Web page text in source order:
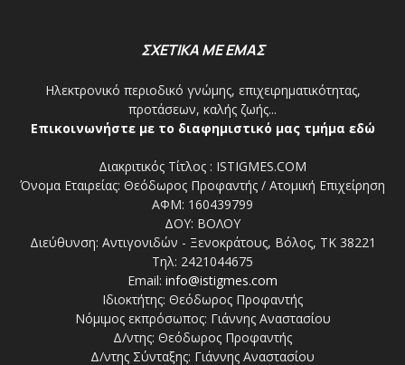
ΣΧΕΤΙΚΑ ΜΕ ΕΜΑΣ
Ηλεκτρονικό περιοδικό γνώμης, επιχειρηματικότητας,
προτάσεων, καλής ζωής...
Επικοινωνήστε με το διαφημιστικό μας τμήμα εδώ
Διακριτικός Τίτλος : ISTIGMES.COM
Όνομα Εταιρείας: Θεόδωρος Προφαντής / Ατομική Επιχείρηση
ΑΦΜ: 160439799
ΔΟΥ: ΒΟΛΟΥ
Διεύθυνση: Αντιγονιδών - Ξενοκράτους, Βόλος, ΤΚ 38221
Τηλ: 2421044675
Email: info@istigmes.com
Ιδιοκτήτης: Θεόδωρος Προφαντής
Νόμιμος εκπρόσωπος: Γιάννης Αναστασίου
Δ/ντης: Θεόδωρος Προφαντής
Δ/ντης Σύνταξης: Γιάννης Αναστασίου